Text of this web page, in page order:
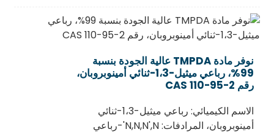
نوفر مادة TMPDA عالية الجودة بنسبة
99%، رباعي ميثيل-1،3-ثنائي أمينوبروبان،
رقم CAS 110-95-2
الاسم الكيميائي: رباعي ميثيل-1،3-ثنائي
أمينوبروبان، المرادفات: N,N,N',N'-رباعي